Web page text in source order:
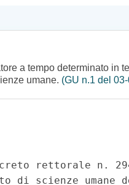
a tempo determinato
umane. (GU n.1 del